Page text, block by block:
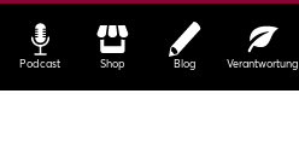
Podcast Shop Blog Verantwortung